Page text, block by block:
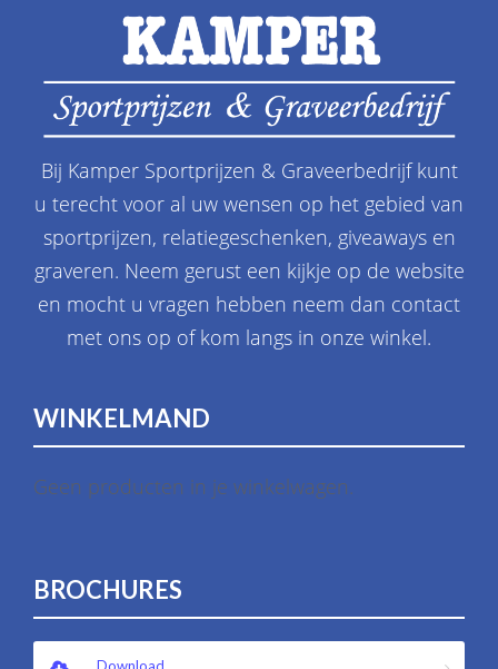
Bij Kamper Sportprijzen & Graveerbedrijf kunt
u terecht voor al uw wensen op het gebied van
sportprijzen, relatiegeschenken, giveaways en
graveren. Neem gerust een kijkje op de website
en mocht u vragen hebben neem dan contact
met ons op of kom langs in onze winkel.
WINKELMAND
Geen producten in je winkelwagen.
BROCHURES